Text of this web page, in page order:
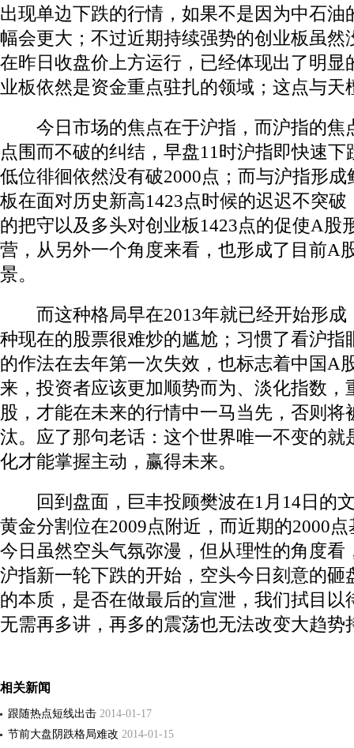
出现单边下跌的行情，如果不是因为中石油
幅会更大；不过近期持续强势的创业板虽然
在昨日收盘价上方运行，已经体现出了明显
业板依然是资金重点驻扎的领域；这点与天
今日市场的焦点在于沪指，而沪指的焦
点围而不破的纠结，早盘11时沪指即快速下
低位徘徊依然没有破2000点；而与沪指形
板在面对历史新高1423点时候的迟迟不突破
的把守以及多头对创业板1423点的促使A股
营，从另外一个角度来看，也形成了目前A
景。
而这种格局早在2013年就已经开始形成
种现在的股票很难炒的尴尬；习惯了看沪指
的作法在去年第一次失效，也标志着中国A
来，投资者应该更加顺势而为、淡化指数，
股，才能在未来的行情中一马当先，否则将
汰。应了那句老话：这个世界唯一不变的就
化才能掌握主动，赢得未来。
回到盘面，巨丰投顾樊波在1月14日的
黄金分割位在2009点附近，而近期的2000
今日虽然空头气氛弥漫，但从理性的角度看
沪指新一轮下跌的开始，空头今日刻意的砸
的本质，是否在做最后的宣泄，我们拭目以
无需再多讲，再多的震荡也无法改变大趋势
相关新闻
跟随热点短线出击 2014-01-17
节前大盘阴跌格局难改 2014-01-15